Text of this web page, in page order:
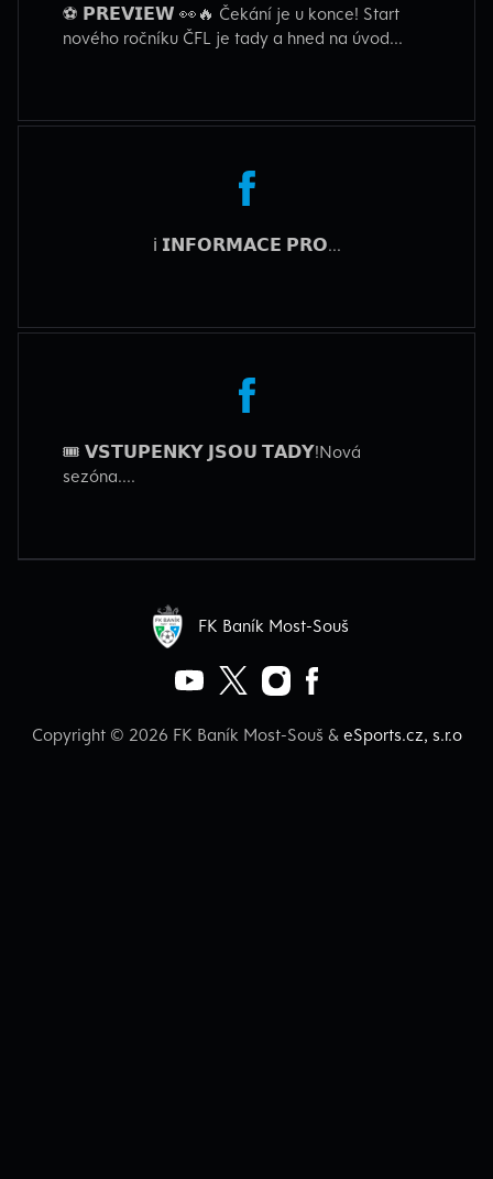
⚽ 𝗣𝗥𝗘𝗩𝗜𝗘𝗪 👀🔥 Čekání je u konce! Start
nového ročníku ČFL je tady a hned na úvod...
ℹ️ 𝗜𝗡𝗙𝗢𝗥𝗠𝗔𝗖𝗘 𝗣𝗥𝗢...
🎟️ 𝗩𝗦𝗧𝗨𝗣𝗘𝗡𝗞𝗬 𝗝𝗦𝗢𝗨 𝗧𝗔𝗗𝗬!Nová
sezóna....
FK Baník Most-Souš
Copyright © 2026 FK Baník Most-Souš & eSports.cz, s.r.o